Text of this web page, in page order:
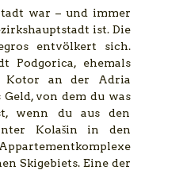
war – und immer
ist. Die
entvölkert sich.
Podgorica, ehemals
Kotor an der Adria
von dem du was
wenn du aus den
Kolašin in den
Skigebiets. Eine der